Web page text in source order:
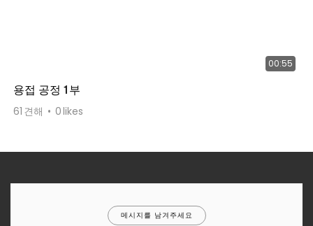
00:55
용접 공정 1부
61 견해 0likes
메시지를 남겨주세요